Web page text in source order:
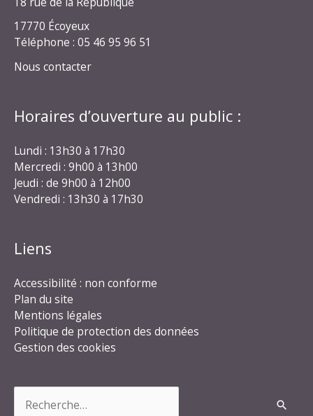
17770 Écoyeux
Téléphone : 05 46 95 96 51
Nous contacter
Horaires d’ouverture au public :
Lundi : 13h30 à 17h30
Mercredi : 9h00 à 13h00
Jeudi : de 9h00 à 12h00
Vendredi : 13h30 à 17h30
Liens
Accessibilité : non conforme
Plan du site
Mentions légales
Politique de protection des données
Gestion des cookies